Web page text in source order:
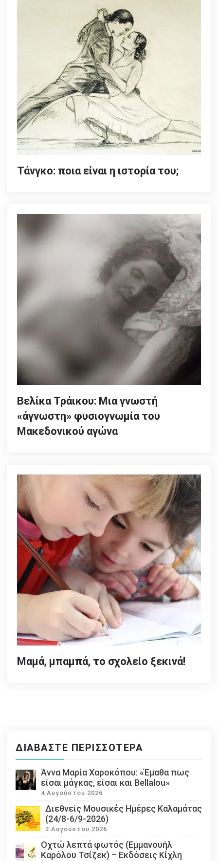
Τάνγκο: ποια είναι η ιστορία του;
Βελίκα Τράικου: Μια γνωστή
«άγνωστη» φυσιογνωμία του
Μακεδονικού αγώνα
Μαμά, μπαμπά, το σχολείο ξεκινά!
ΔΙΑΒΆΣΤΕ ΠΕΡΙΣΣΌΤΕΡΑ
Άννα Μαρία Χαροκόπου: «Έμαθα πως
είσαι μάγκας, είσαι και Bellalou»
4 Αυγούστου 2026
Διεθνείς Μουσικές Ημέρες Καλαμάτας
(24/8-6/9-2026)
3 Αυγούστου 2026
Οχτώ λεπτά φωτός (Εμμανουήλ
Καρόλου Τσίζεκ) – Εκδόσεις Κίχλη